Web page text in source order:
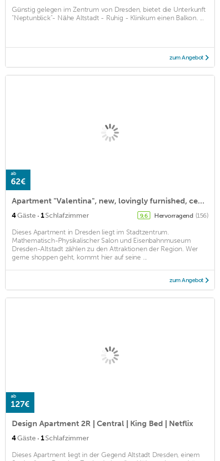
Günstig gelegen im Zentrum von Dresden, bietet die Unterkunft
"Neptunblick"- Nähe Altstadt - Ruhig - Klinikum einen Balkon. ...
zum Angebot
ab
62€
Apartment "Valentina", new, lovingly furnished, central location.
4Gäste · 1Schlafzimmer 9,6 Hervorragend (156)
Dieses Apartment in Dresden liegt im Stadtzentrum.
Mathematisch-Physikalischer Salon und Eisenbahnmuseum
Dresden-Altstadt zählen zu den Attraktionen der Region. Wer
gerne shoppen geht, kommt hier auf seine ...
zum Angebot
ab
127€
Design Apartment 2R | Central | King Bed | Netflix
4Gäste · 1Schlafzimmer
Dieses Apartment liegt in der Gegend Altstadt Dresden, einem